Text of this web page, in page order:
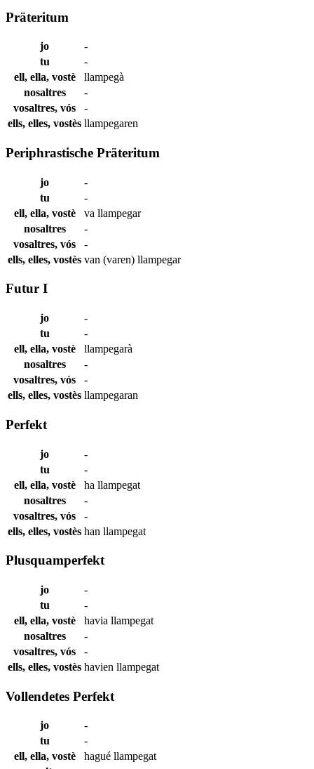
Präteritum
jo
-
tu
-
ell, ella, vostè
llampegà
nosaltres
-
vosaltres, vós
-
ells, elles, vostès llampegaren
Periphrastische Präteritum
jo
-
tu
-
ell, ella, vostè
va llampegar
nosaltres
-
vosaltres, vós
-
ells, elles, vostès van (varen) llampegar
Futur I
jo
-
tu
-
ell, ella, vostè
llampegarà
nosaltres
-
vosaltres, vós
-
ells, elles, vostès llampegaran
Perfekt
jo
-
tu
-
ell, ella, vostè
ha llampegat
nosaltres
-
vosaltres, vós
-
ells, elles, vostès han llampegat
Plusquamperfekt
jo
-
tu
-
ell, ella, vostè
havia llampegat
nosaltres
-
vosaltres, vós
-
ells, elles, vostès havien llampegat
Vollendetes Perfekt
jo
-
tu
-
ell, ella, vostè
hagué llampegat